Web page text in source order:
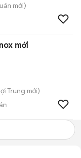
mới)
mới
Trung mới)